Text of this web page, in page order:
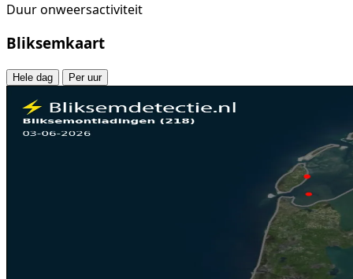
Duur onweersactiviteit
Bliksemkaart
Hele dag Per uur